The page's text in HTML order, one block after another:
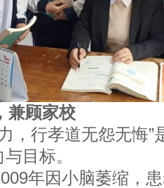
兼顾家校
，行孝道无怨无悔”
目标。
年因小脑萎缩，